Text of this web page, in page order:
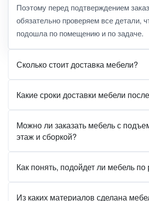
Поэтому перед подтверждением
обязательно проверяем все детали,
подошла по помещению и по задаче.
Сколько стоит доставка мебели?
Какие сроки доставки мебели
Можно ли заказать мебель с
этаж и сборкой?
Как понять, подойдет ли мебель
Из каких материалов сделана